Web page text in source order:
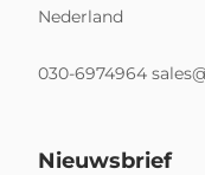
Nederland
030-6974964
Nieuwsbrief